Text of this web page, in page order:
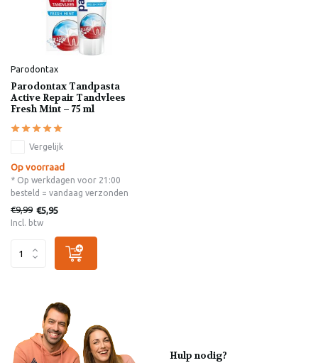
Parodontax
Parodontax Tandpasta
Active Repair Tandvlees
Fresh Mint – 75 ml
Vergelijk
Op voorraad
* Op werkdagen voor 21:00
besteld = vandaag verzonden
€9,99 €5,95
Incl. btw
Hulp nodig?